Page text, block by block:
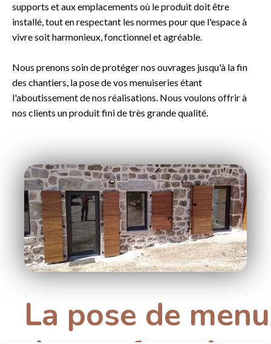
supports et aux emplacements où le produit doit être
installé, tout en respectant les normes pour que l'espace à
vivre soit harmonieux, fonctionnel et agréable.
Nous prenons soin de protéger nos ouvrages jusqu'à la fin
des chantiers, la pose de vos menuiseries étant
l'aboutissement de nos réalisations. Nous voulons offrir à
nos clients un produit fini de très grande qualité.
La pose de